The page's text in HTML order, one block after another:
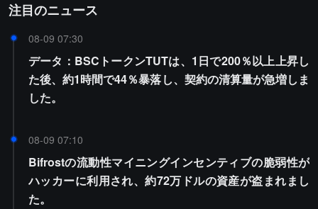
注目のニュース
08-09 07:30
データ：BSCトークンTUTは、1日で200％以上上昇し
た後、約1時間で44％暴落し、契約の清算量が急増しま
した。
08-09 07:10
Bifrostの流動性マイニングインセンティブの脆弱性が
ハッカーに利用され、約72万ドルの資産が盗まれまし
た。